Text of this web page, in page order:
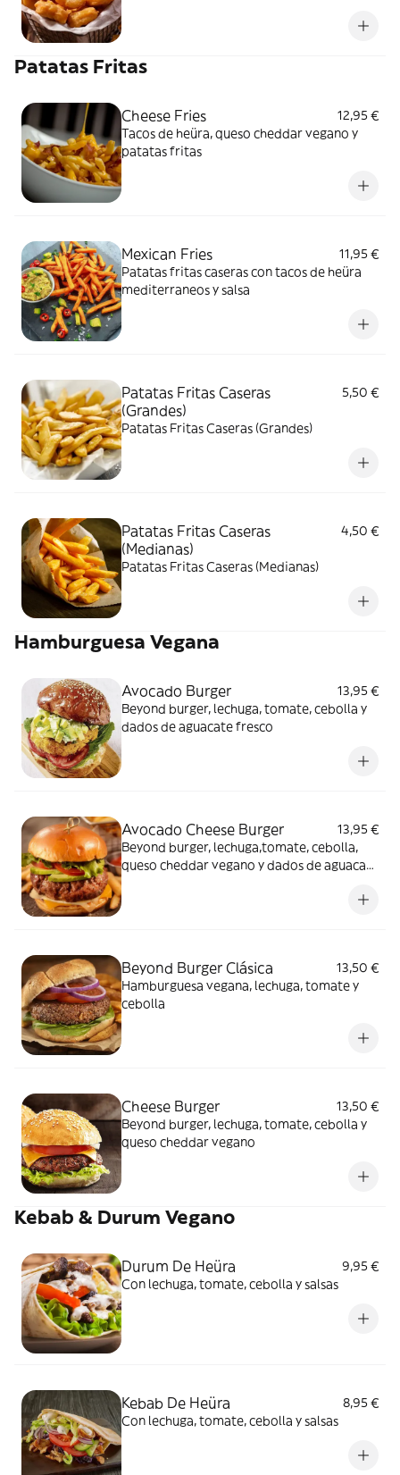
Patatas Fritas
Cheese Fries
12,95 €
Tacos de heüra, queso cheddar vegano y
patatas fritas
Mexican Fries
11,95 €
Patatas fritas caseras con tacos de heüra
mediterraneos y salsa
Patatas Fritas Caseras
(Grandes)
5,50 €
Patatas Fritas Caseras (Grandes)
Patatas Fritas Caseras
(Medianas)
4,50 €
Patatas Fritas Caseras (Medianas)
Hamburguesa Vegana
Avocado Burger
13,95 €
Beyond burger, lechuga, tomate, cebolla y
dados de aguacate fresco
Avocado Cheese Burger
13,95 €
Beyond burger, lechuga,tomate, cebolla,
queso cheddar vegano y dados de aguacate
Beyond Burger Clásica
13,50 €
Hamburguesa vegana, lechuga, tomate y
cebolla
Cheese Burger
13,50 €
Beyond burger, lechuga, tomate, cebolla y
queso cheddar vegano
Kebab & Durum Vegano
Durum De Heüra
9,95 €
Con lechuga, tomate, cebolla y salsas
Kebab De Heüra
8,95 €
Con lechuga, tomate, cebolla y salsas